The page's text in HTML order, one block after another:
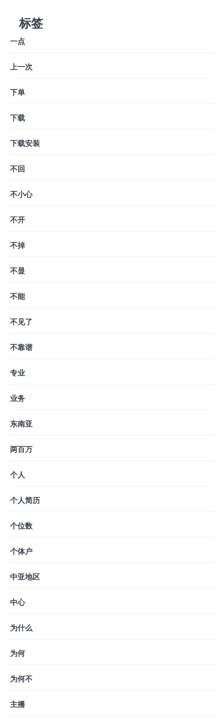
标签
一点
上一次
下单
下载
下载安装
不回
不小心
不开
不掉
不显
不能
不见了
不靠谱
专业
业务
东南亚
两百万
个人
个人简历
个位数
个体户
中亚地区
中心
为什么
为何
为何不
主播